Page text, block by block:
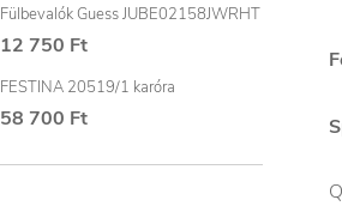
Fülbevalók Guess JUBE02158JWRHT
12 750 Ft
FESTINA 20519/1 karóra
58 700 Ft